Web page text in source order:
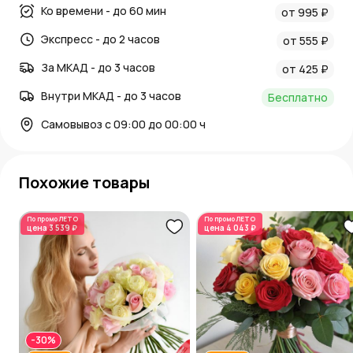
Ко времени - до 60 мин
от 995 ₽
Экспресс - до 2 часов
от 555 ₽
За МКАД - до 3 часов
от 425 ₽
Внутри МКАД - до 3 часов
Бесплатно
Самовывоз с 09:00 до 00:00 ч
Похожие товары
По промоЛЕТО
цена3 539 ₽
-30%
По промоЛЕТО
цена 4 043 ₽